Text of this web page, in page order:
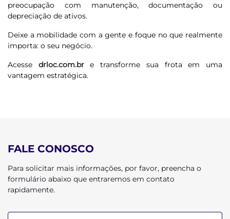
preocupação com manutenção, documentação ou
depreciação de ativos.
Deixe a mobilidade com a gente e foque no que realmente
importa: o seu negócio.
Acesse drloc.com.br
e transforme sua frota em uma
vantagem estratégica.
FALE CONOSCO
Para solicitar mais informações, por favor, preencha o
formulário abaixo que entraremos em contato
rapidamente.